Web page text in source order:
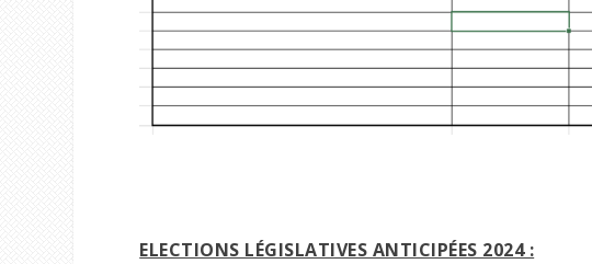
ELECTIONS LÉGISLATIVES ANTICIPÉES 2024 :